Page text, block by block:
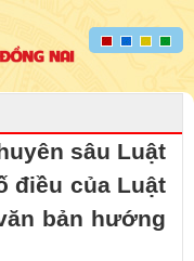
sâu Luật
điều của Luật
bản hướng